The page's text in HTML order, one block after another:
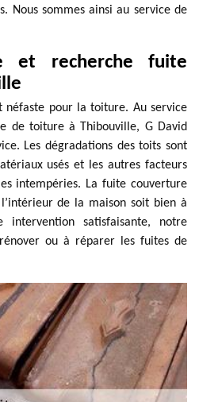
Nous sommes ainsi au service de
et recherche fuite
néfaste pour la toiture. Au service
de toiture à Thibouville, G David
Les dégradations des toits sont
usés et les autres facteurs
intempéries. La fuite couverture
de la maison soit bien à
intervention satisfaisante, notre
ou à réparer les fuites de